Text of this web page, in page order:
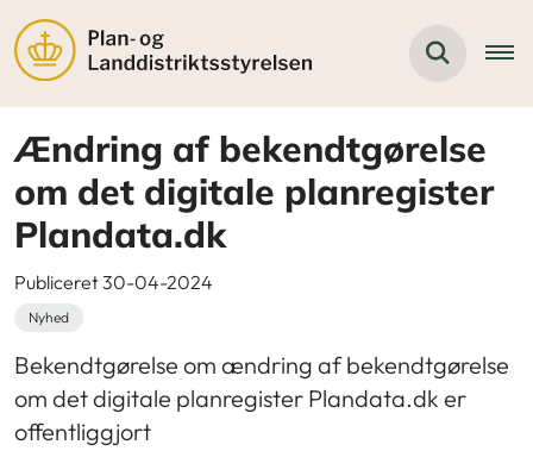
Ændring af bekendtgørelse
om det digitale planregister
Plandata.dk
Publiceret 30-04-2024
Nyhed
Bekendtgørelse om ændring af bekendtgørelse
om det digitale planregister Plandata.dk er
offentliggjort